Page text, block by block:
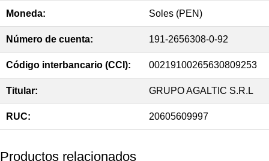
Moneda: Soles (PEN)
Número de cuenta: 191-2656308-0-92
Código interbancario (CCI): 00219100265630809253
Titular: GRUPO AGALTIC S.R.L
RUC: 20605609997
Productos relacionados